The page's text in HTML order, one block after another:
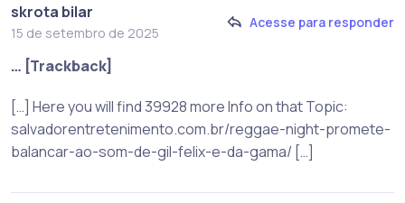
skrota bilar
15 de setembro de 2025
Acesse para responder
… [Trackback]
[…] Here you will find 39928 more Info on that Topic:
salvadorentretenimento.com.br/reggae-night-promete-
balancar-ao-som-de-gil-felix-e-da-gama/ […]